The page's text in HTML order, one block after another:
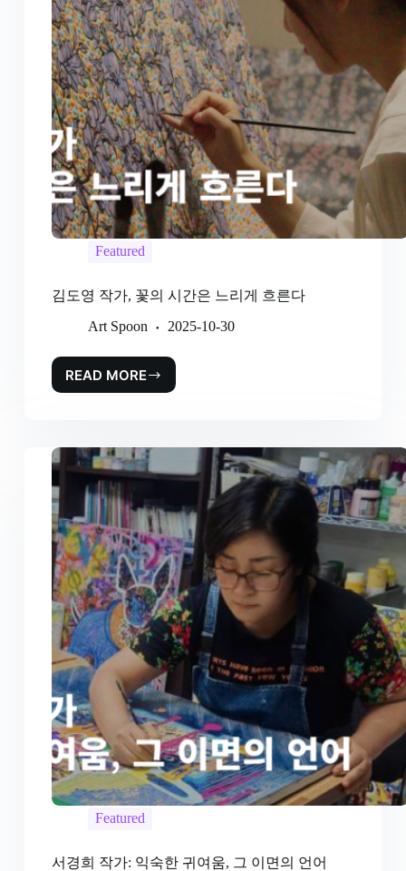
Featured
김도영 작가, 꽃의 시간은 느리게 흐른다
Art Spoon 2025-10-30
READ MORE
Featured
서경희 작가: 익숙한 귀여움, 그 이면의 언어